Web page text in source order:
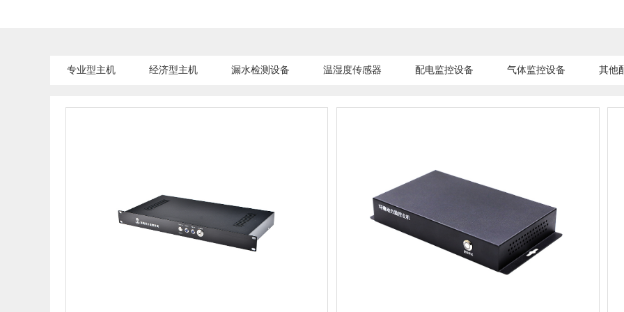
专业型主机 经济型主机 漏水检测设备 温湿度传感器 配电监控设备 气体监控设备 其他